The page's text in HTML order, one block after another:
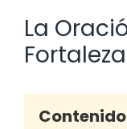
La
Fortaleza